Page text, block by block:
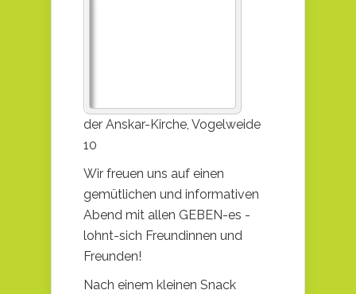
der Anskar-Kirche, Vogelweide
10
Wir freuen uns auf einen
gemütlichen und informativen
Abend mit allen GEBEN-es -
lohnt-sich Freundinnen und
Freunden!
Nach einem kleinen Snack